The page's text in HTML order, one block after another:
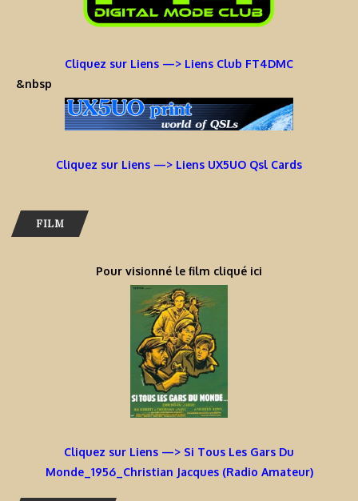
Cliquez sur Liens —> Liens Club FT4DMC
&nbsp
Cliquez sur Liens —> Liens UX5UO Qsl Cards
FILM
Pour visionné le film cliqué ici
Cliquez sur Liens —> Si Tous Les Gars Du
Monde_1956_Christian Jacques (Radio Amateur)